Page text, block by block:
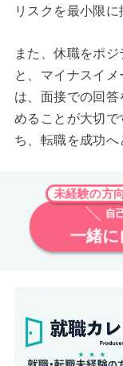
リスクを最小限に
また、休職をポ
と、マイナスイ
は、面接での回
めることが大切
ち、転職を成功へ
未経験の方
自
一緒